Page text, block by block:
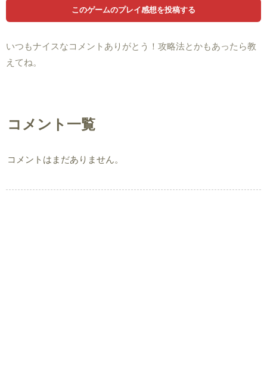
いつもナイスなコメントありがとう！攻略法とかもあったら教
えてね。
コメント一覧
コメントはまだありません。